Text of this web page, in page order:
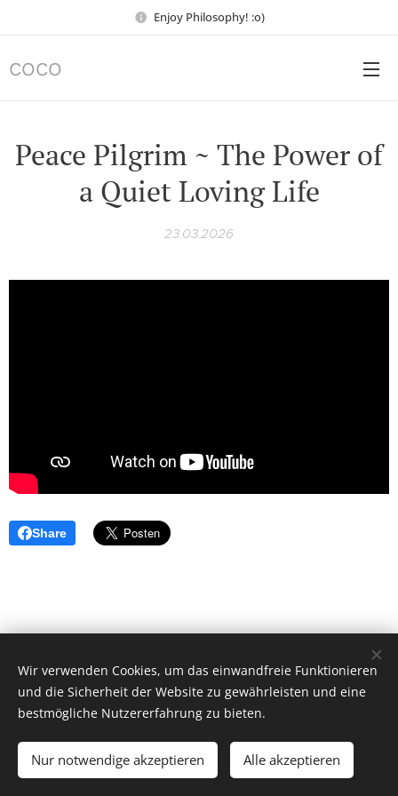
Enjoy Philosophy! :o)
COCO
Peace Pilgrim ~ The Power of
a Quiet Loving Life
23.03.2026
Share
© 2026 by Dr. Andrea Christoph-Gaugusch
All rights reserved.
Cookies
Wir verwenden Cookies, um das einwandfreie Funktionieren
und die Sicherheit der Website zu gewährleisten und eine
bestmögliche Nutzererfahrung zu bieten.
Nur notwendige akzeptieren Alle akzeptieren